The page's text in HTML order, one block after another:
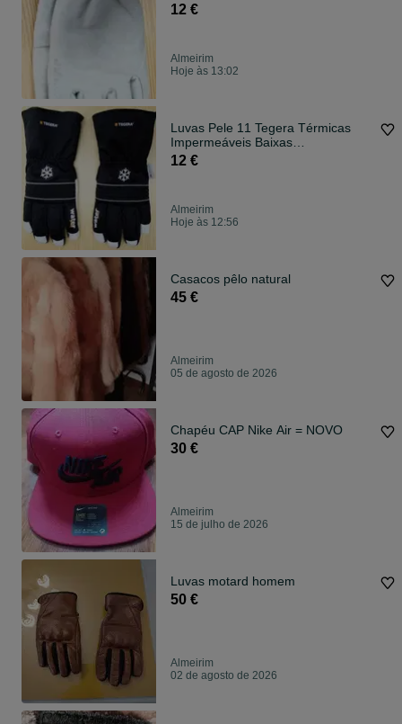
12 €
Almeirim
Hoje às 13:02
Luvas Pele 11 Tegera Térmicas
Impermeáveis Baixas
Temperaturas
12 €
Almeirim
Hoje às 12:56
Casacos pêlo natural
45 €
Almeirim
05 de agosto de 2026
Chapéu CAP Nike Air = NOVO
30 €
Almeirim
15 de julho de 2026
Luvas motard homem
50 €
Almeirim
02 de agosto de 2026